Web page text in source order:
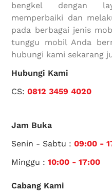
bengkel dengan
memperbaiki dan
pada berbagai jenis
tunggu mobil Anda
hubungi kami sekarang
Hubungi Kami
CS:0812 3459 4020
Jam Buka
Senin - Sabtu :09:00 -
Minggu :10:00 - 17:00
Cabang Kami